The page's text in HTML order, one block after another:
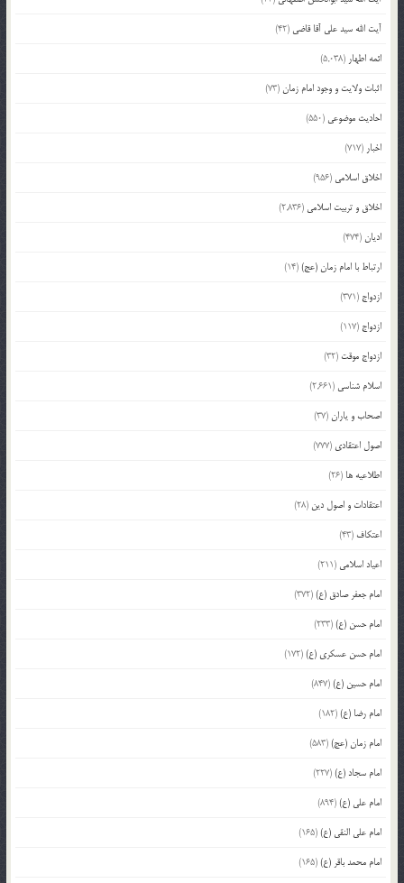
آیت الله سید علی آقا قاضی (42)
ائمه اطهار (5,038)
اثبات ولایت و وجود امام زمان(73)
احادیث موضوعی (550)
اخبار (717)
اخلاق اسلامی (956)
اخلاق و تربیت اسلامی (2,836)
ادیان(474)
ارتباط با امام زمان (عج)(14)
ازدواج (371)
ازدواج (117)
ازدواج موقت (32)
اسلام شناسی (2,661)
اصحاب و یاران(37)
اصول اعتقادی (777)
اطلاعیه ها (26)
اعتقادات و اصول دین (28)
اعتکاف (43)
اعیاد اسلامی (211)
امام جعفر صادق (ع)(372)
امام حسن (ع)(233)
امام حسن عسکری (ع)(172)
امام حسین (ع)(847)
امام رضا (ع)(182)
امام زمان (عج)(583)
امام سجاد (ع)(227)
امام علی (ع)(894)
امام علی النقی (ع)(165)
امام محمد باقر (ع)(165)